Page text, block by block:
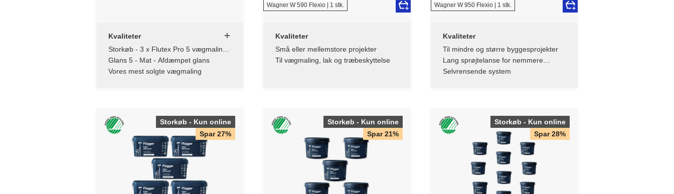
Kvaliteter
Storkøb - 3 x Flutex Pro 5 vægmaling /
9,1L - 10 L
Glans 5 - Mat - Afdæmpet glans
Vores mest solgte vægmaling
Wagner W 590 Flexio | 1 stk.
Kvaliteter
Små eller mellemstore projekter
Til vægmaling, lak og træbeskyttelse
Wagner W 950 Flexio | 1 stk.
Kvaliteter
Til mindre og større byggesprojekter
Lang sprøjtelanse for nemmere
påføring
Selvrensende system
Storkøb - Kun online
Spar 27%
Storkøb - Kun online
Spar 21%
Storkøb - Kun online
Spar 28%